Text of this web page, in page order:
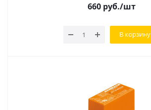
660руб./шт
В корзину